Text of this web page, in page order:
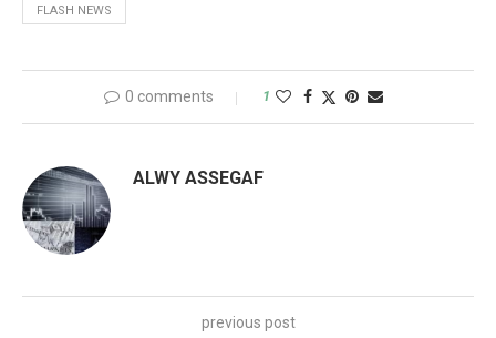
FLASH NEWS
0 comments 1
ALWY ASSEGAF
previous post